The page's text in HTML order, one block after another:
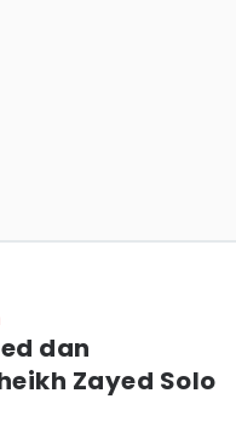
dan
Zayed Solo